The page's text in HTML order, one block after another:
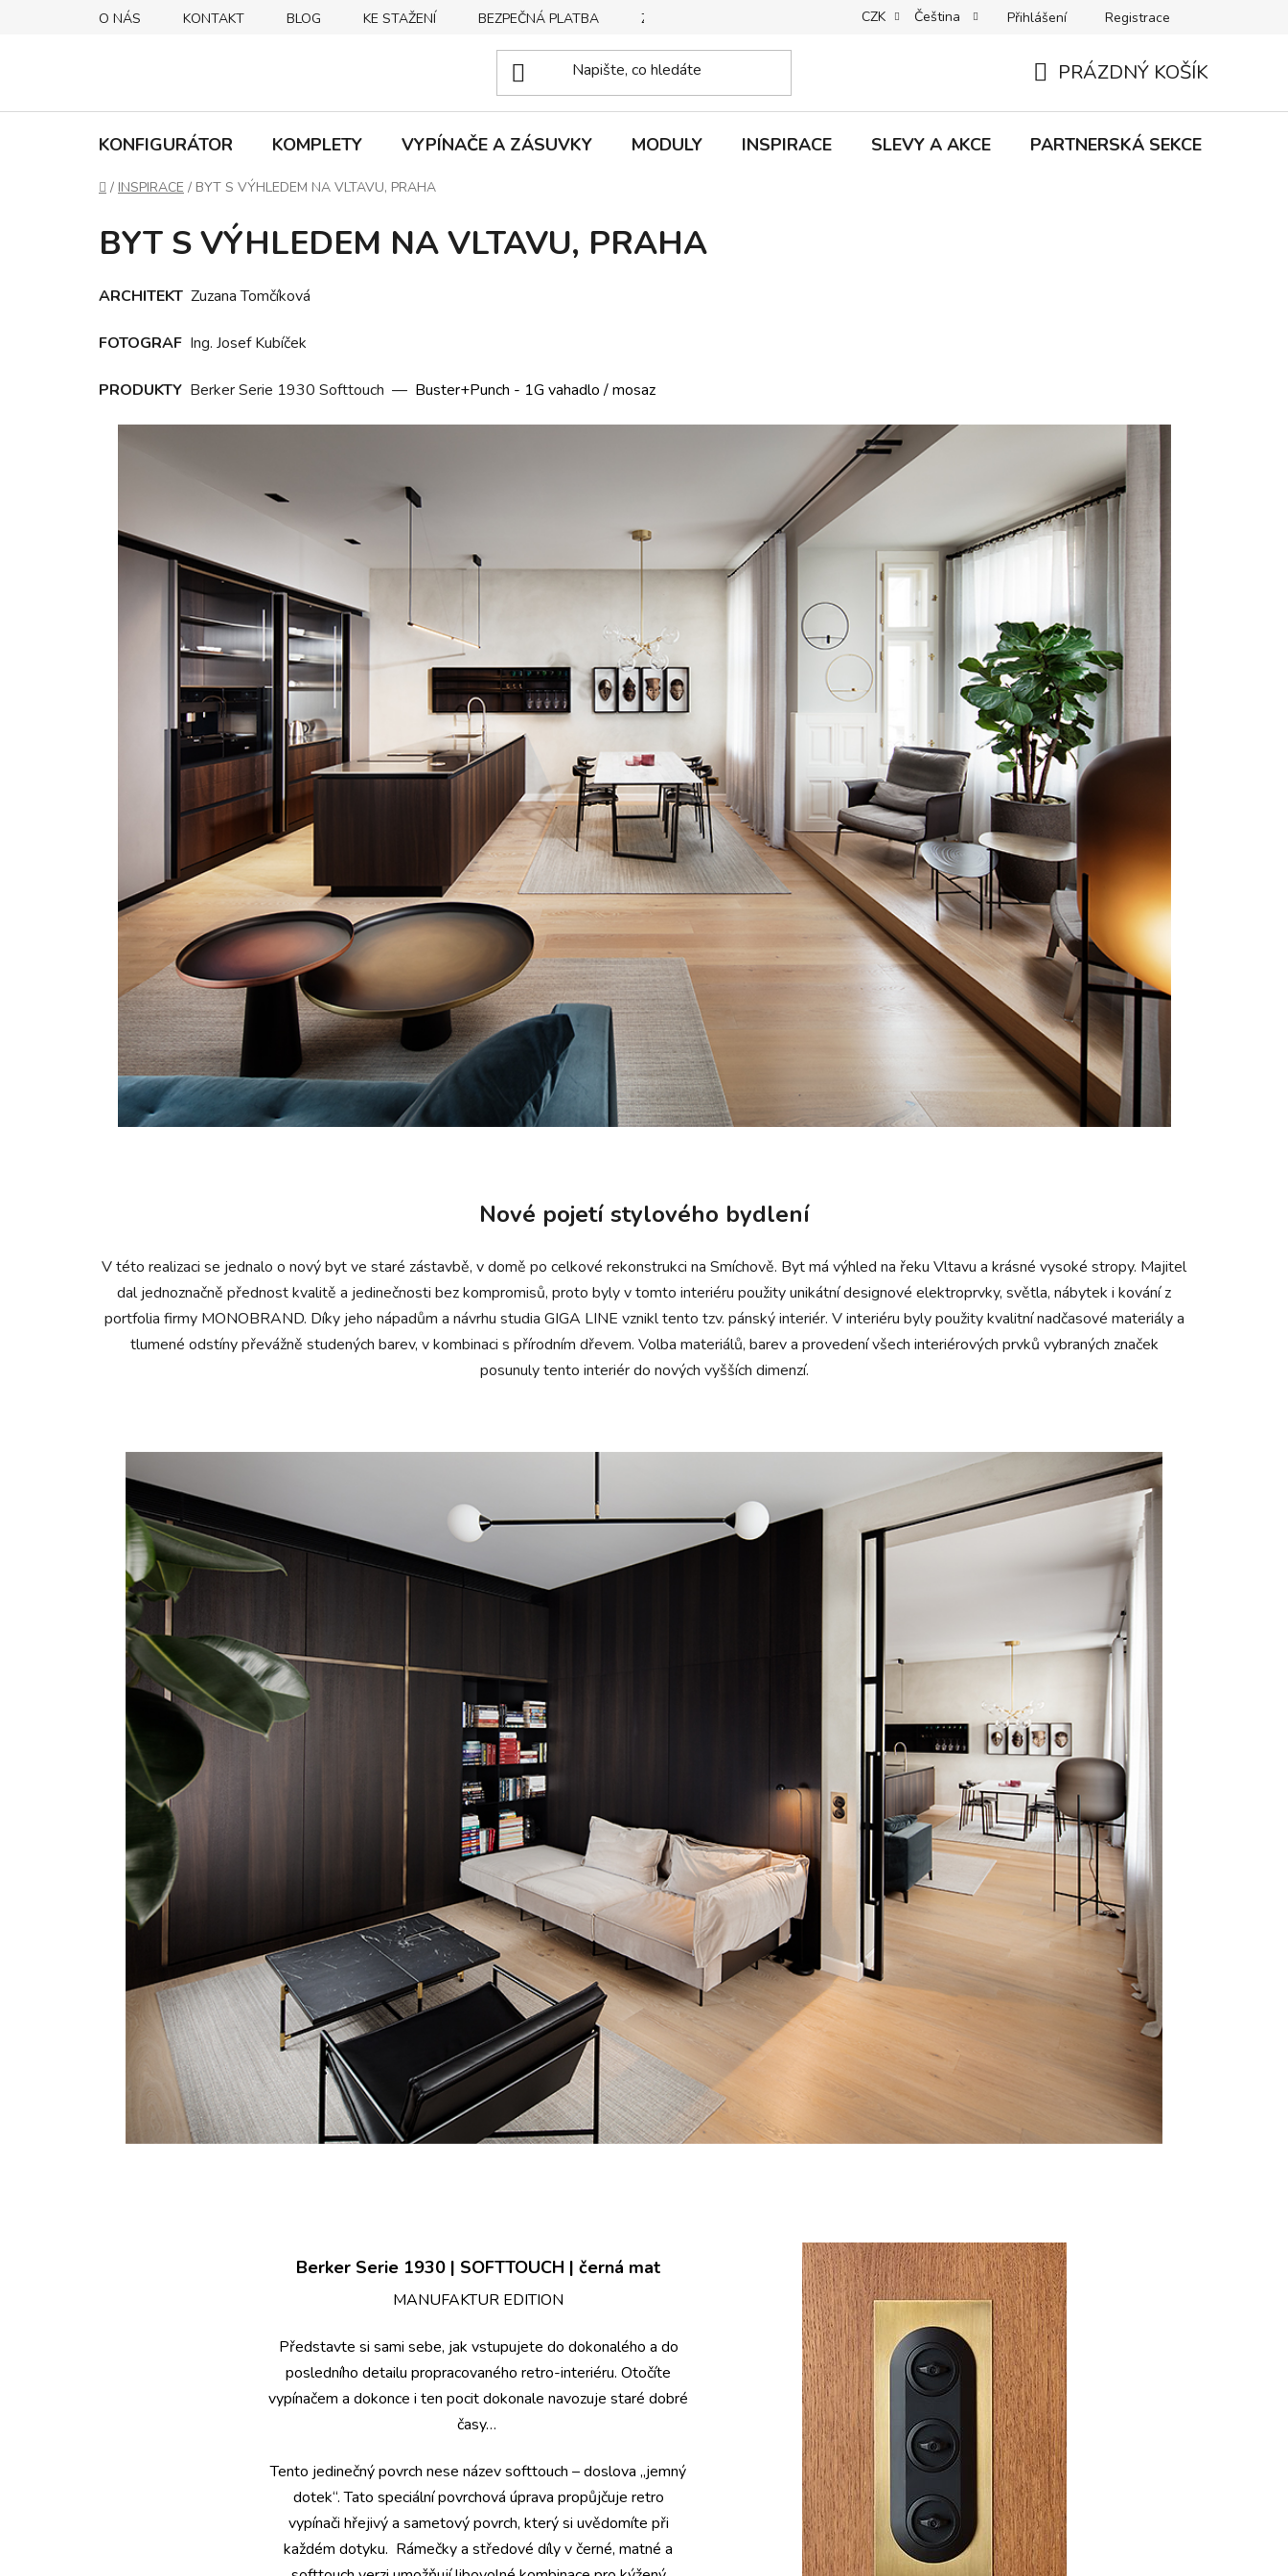
O NÁS KONTAKT BLOG KE STAŽENÍ BEZPEČNÁ PLATBA ZPŮSOBY DORUČENÍ REKLAMACE | VRÁCENÍ | VÝMĚNA ZBOŽÍ B2C VŠEOBECNÉ
CZK Čeština Přihlášení Registrace
KOŠÍK
PRÁZDNÝ KOŠÍK
KONFIGURÁTOR KOMPLETY VYPÍNAČE A ZÁSUVKY MODULY INSPIRACE SLEVY A AKCE PARTNERSKÁ SEKCE
Domů
/ INSPIRACE / BYT S VÝHLEDEM NA VLTAVU, PRAHA
BYT S VÝHLEDEM NA VLTAVU, PRAHA
ARCHITEKT Zuzana Tomčíková
FOTOGRAF Ing. Josef Kubíček
PRODUKTY Berker Serie 1930 Softtouch — Buster+Punch - 1G vahadlo / mosaz
Nové pojetí stylového bydlení
V této realizaci se jednalo o nový byt ve staré zástavbě, v domě po celkové rekonstrukci na Smíchově. Byt má výhled na řeku Vltavu a krásné vysoké stropy. Majitel
dal jednoznačně přednost kvalitě a jedinečnosti bez kompromisů, proto byly v tomto interiéru použity unikátní designové elektroprvky, světla, nábytek i kování z
portfolia firmy MONOBRAND. Díky jeho nápadům a návrhu studia GIGA LINE vznikl tento tzv. pánský interiér. V interiéru byly použity kvalitní nadčasové materiály a
tlumené odstíny převážně studených barev, v kombinaci s přírodním dřevem. Volba materiálů, barev a provedení všech interiérových prvků vybraných značek
posunuly tento interiér do nových vyšších dimenzí.
Berker Serie 1930 | SOFTTOUCH | černá mat
MANUFAKTUR EDITION
Představte si sami sebe, jak vstupujete do dokonalého a do
posledního detailu propracovaného retro-interiéru. Otočíte
vypínačem a dokonce i ten pocit dokonale navozuje staré dobré
časy…
Tento jedinečný povrch nese název softtouch – doslova „jemný
dotek“. Tato speciální povrchová úprava propůjčuje retro
vypínači hřejivý a sametový povrch, který si uvědomíte při
každém dotyku. Rámečky a středové díly v černé, matné a